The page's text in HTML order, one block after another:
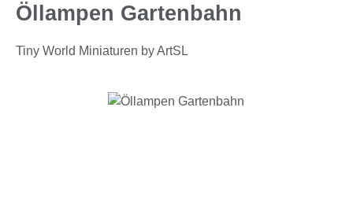
Öllampen Gartenbahn
Tiny World Miniaturen by ArtSL
Bildergalerie überspringen